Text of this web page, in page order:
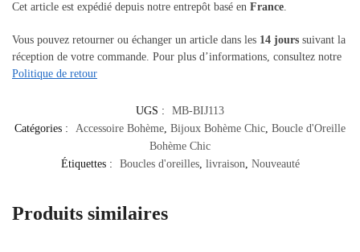
Cet article est expédié depuis notre entrepôt basé en France.
Vous pouvez retourner ou échanger un article dans les 14 jours suivant la
réception de votre commande. Pour plus d’informations, consultez notre
Politique de retour
UGS :
MB-BIJ113
Catégories :
Accessoire Bohème Bijoux Bohème Chic Boucle d'Oreille
Bohème Chic
Étiquettes :
Boucles d'oreilles, livraison Nouveauté
Produits similaires